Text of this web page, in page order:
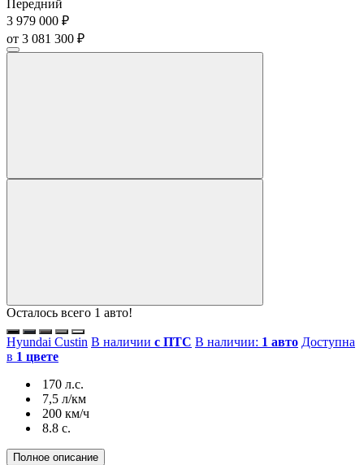
Передний
3 979 000 ₽
от 3 081 300 ₽
Осталось всего 1 авто!
Hyundai Custin В наличии с ПТС В наличии: 1 авто Доступна
в 1 цвете
170 л.с.
7,5 л/км
200 км/ч
8.8 c.
Полное описание